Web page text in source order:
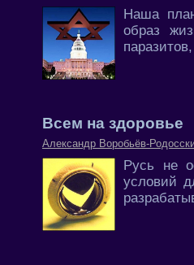
Наша
образ
Всем на здоровье
Александр Воробьёв-
Русь не
условий